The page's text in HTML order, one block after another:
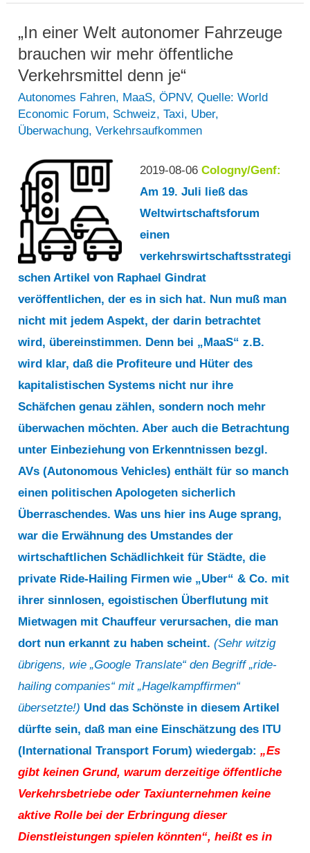
mit
DMRC
und
führt
„öffentlichen
Nahverkehr“
in
Delhi
ein
„In einer Welt autonomer Fahrzeuge
brauchen wir mehr öffentliche
Verkehrsmittel denn je“
Autonomes Fahren, MaaS,ÖPNV,Quelle: World
Economic Forum, Schweiz,Taxi, Uber,
Überwachung,Verkehrsaufkommen
2019-08-06 Cologny/Genf:
Am 19. Juli ließ das
Weltwirtschaftsforum
einen
verkehrswirtschaftsstrategi
schen Artikel von Raphael Gindrat
veröffentlichen, der es in sich hat. Nun muß man
nicht mit jedem Aspekt, der darin betrachtet
wird, übereinstimmen. Denn bei „MaaS“ z.B.
wird klar, daß die Profiteure und Hüter des
kapitalistischen Systems nicht nur ihre
Schäfchen genau zählen, sondern noch mehr
überwachen möchten. Aber auch die Betrachtung
unter Einbeziehung von Erkenntnissen bezgl.
AVs (Autonomous Vehicles) enthält für so manch
einen politischen Apologeten sicherlich
Überraschendes. Was uns hier ins Auge sprang,
war die Erwähnung des Umstandes der
wirtschaftlichen Schädlichkeit für Städte, die
private Ride-Hailing Firmen wie „Uber“ & Co. mit
ihrer sinnlosen, egoistischen Überflutung mit
Mietwagen mit Chauffeur verursachen, die man
dort nun erkannt zu haben scheint.(Sehr witzig
übrigens, wie „Google Translate“ den Begriff „ride-
hailing companies“ mit „Hagelkampffirmen“
übersetzte!) Und das Schönste in diesem Artikel
dürfte sein, daß man eine Einschätzung des ITU
(International Transport Forum) wiedergab:„Es
gibt keinen Grund, warum derzeitige öffentliche
Verkehrsbetriebe oder Taxiunternehmen keine
aktive Rolle bei der Erbringung dieser
Dienstleistungen spielen könnten“, heißt es in